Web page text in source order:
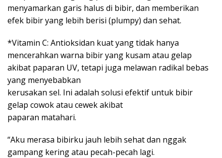
menyamarkan garis halus di bibir, dan memberikan
efek bibir yang lebih berisi (plumpy) dan sehat.
*Vitamin C: Antioksidan kuat yang tidak hanya
mencerahkan warna bibir yang kusam atau gelap
akibat paparan UV, tetapi juga melawan radikal bebas
yang menyebabkan
kerusakan sel. Ini adalah solusi efektif untuk bibir
gelap cowok atau cewek akibat
paparan matahari.
“Aku merasa bibirku jauh lebih sehat dan nggak
gampang kering atau pecah-pecah lagi.